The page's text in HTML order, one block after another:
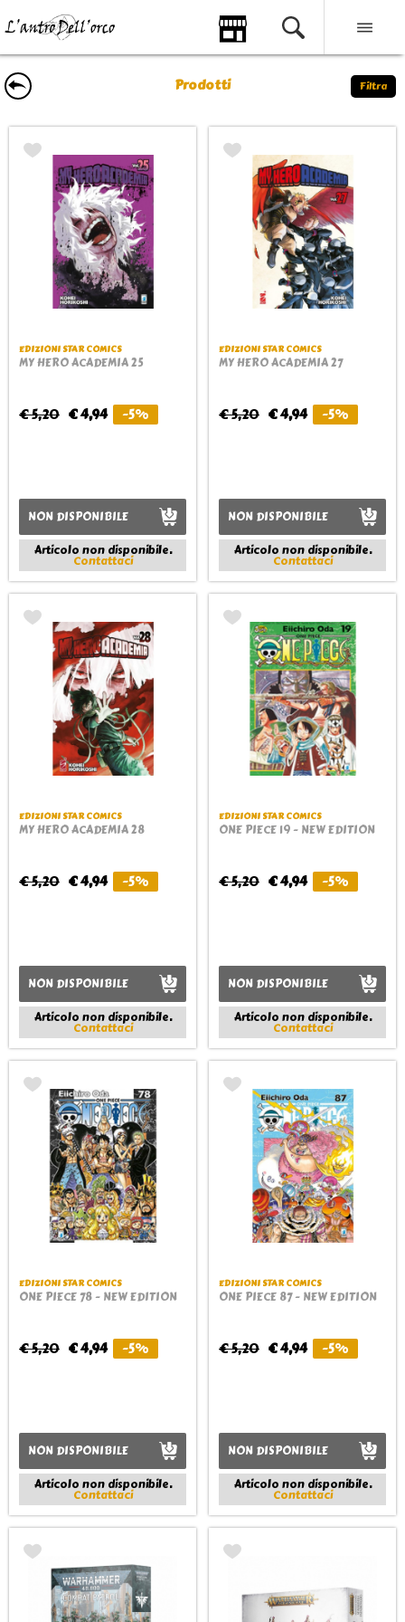
Prodotti Filtra
EDIZIONI STAR COMICS
MY HERO ACADEMIA 25
€ 5,20 € 4,94 -5%
NON DISPONIBILE
Articolo non disponibile.
Contattaci
EDIZIONI STAR COMICS
MY HERO ACADEMIA 27
€ 5,20 € 4,94 -5%
NON DISPONIBILE
Articolo non disponibile.
Contattaci
EDIZIONI STAR COMICS
MY HERO ACADEMIA 28
€ 5,20 € 4,94 -5%
NON DISPONIBILE
Articolo non disponibile.
Contattaci
EDIZIONI STAR COMICS
ONE PIECE 19 - NEW EDITION
€ 5,20 € 4,94 -5%
NON DISPONIBILE
Articolo non disponibile.
Contattaci
EDIZIONI STAR COMICS
ONE PIECE 78 - NEW EDITION
€ 5,20 € 4,94 -5%
NON DISPONIBILE
Articolo non disponibile.
Contattaci
EDIZIONI STAR COMICS
ONE PIECE 87 - NEW EDITION
€ 5,20 € 4,94 -5%
NON DISPONIBILE
Articolo non disponibile.
Contattaci